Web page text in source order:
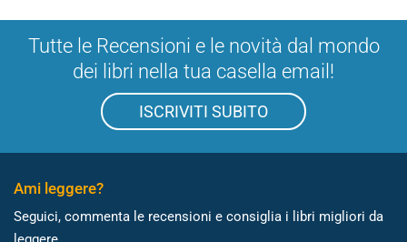
Tutte le Recensioni e le novità dal mondo
dei libri nella tua casella email!
ISCRIVITI SUBITO
Ami leggere?
Seguici, commenta le recensioni e consiglia i libri migliori da